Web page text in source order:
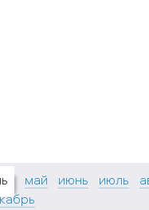
май июнь июль